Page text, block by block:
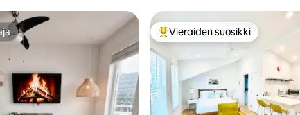
Vieraiden suosikkien
Vieraiden suosikki